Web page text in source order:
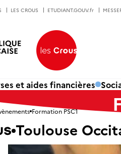
LES CROUS ETUDIANT.GOUV.fr
et aides financières
Formation PSC1
Toulouse